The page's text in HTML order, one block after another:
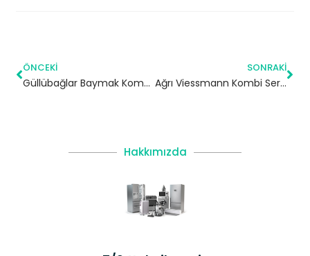
ÖNCEKI
Güllübağlar Baymak Kombi Servisi – Pendik Yetkili Servis
SONRAKI
Ağrı Viessmann Kombi Servisi – Yetkili Teknik Servis
Hakkımızda